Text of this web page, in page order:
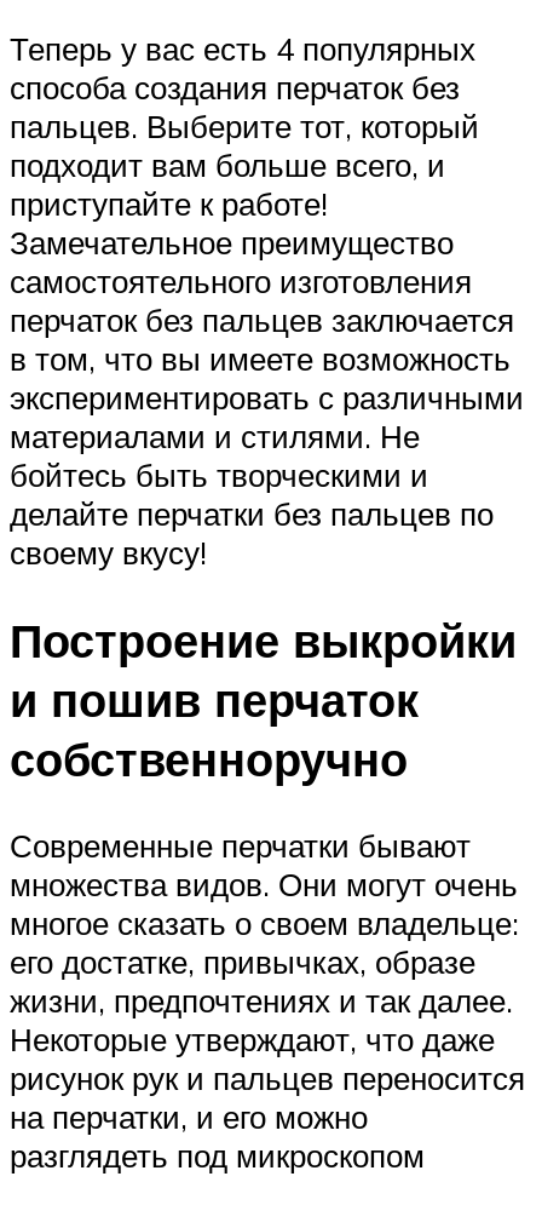
Теперь у вас есть 4 популярных
способа создания перчаток без
пальцев. Выберите тот, который
подходит вам больше всего, и
приступайте к работе!
Замечательное преимущество
самостоятельного изготовления
перчаток без пальцев заключается
в том, что вы имеете возможность
экспериментировать с различными
материалами и стилями. Не
бойтесь быть творческими и
делайте перчатки без пальцев по
своему вкусу!
Построение выкройки
и пошив перчаток
собственноручно
Современные перчатки бывают
множества видов. Они могут очень
многое сказать о своем владельце:
его достатке, привычках, образе
жизни, предпочтениях и так далее.
Некоторые утверждают, что даже
рисунок рук и пальцев переносится
на перчатки, и его можно
разглядеть под микроскопом